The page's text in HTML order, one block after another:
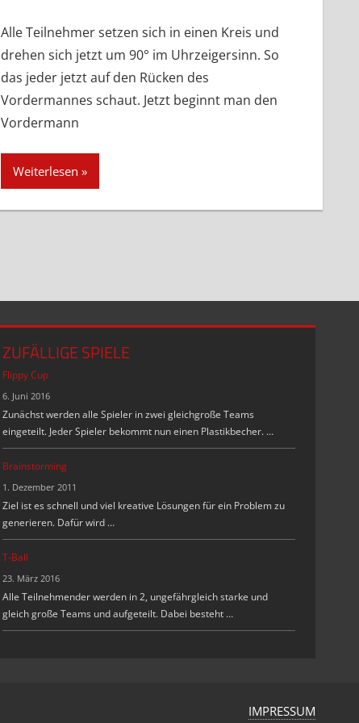
Alle Teilnehmer setzen sich in einen Kreis und
drehen sich jetzt um 90° im Uhrzeigersinn. So
das jeder jetzt auf den Rücken des
Vordermannes schaut. Jetzt beginnt man den
Vordermann
Weiterlesen
ZUFÄLLIGE SPIELE
Flippy Cup
6. Juni 2016
Zunächst werden alle Spieler in zwei gleichgroße Teams
eingeteilt. Jeder Spieler bekommt nun einen Plastikbecher. …
Brainstorming
1. Dezember 2011
Ziel ist es schnell und viel kreative Lösungen für ein Problem zu
generieren. Dafür wird …
T-Ball
23. März 2016
Alle Teilnehmender werden in 2, ungefährgleich starke und
gleich große Teams und aufgeteilt. Dabei besteht …
IMPRESSUM